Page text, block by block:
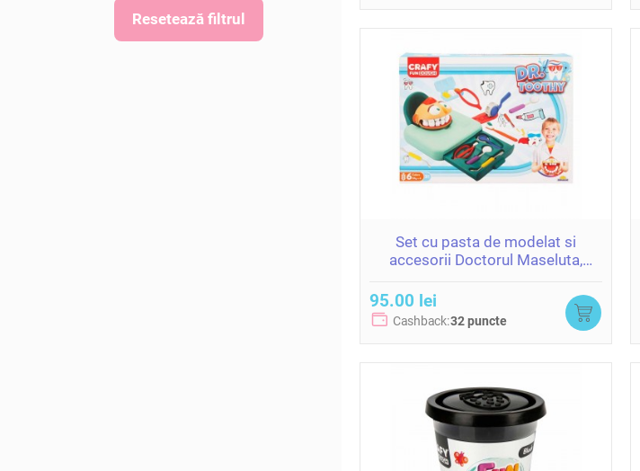
Resetează filtrul
Set cu pasta de modelat si
accesorii Doctorul Maseluta,
6x50 gr. 9 accesorii
95.00 lei
Cashback:32 puncte